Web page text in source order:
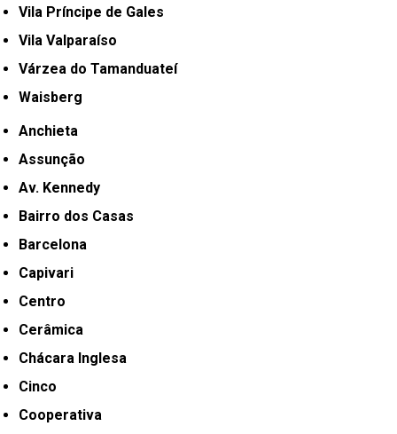
Vila Príncipe de Gales
Vila Valparaíso
Várzea do Tamanduateí
Waisberg
Anchieta
Assunção
Av. Kennedy
Bairro dos Casas
Barcelona
Capivari
Centro
Cerâmica
Chácara Inglesa
Cinco
Cooperativa